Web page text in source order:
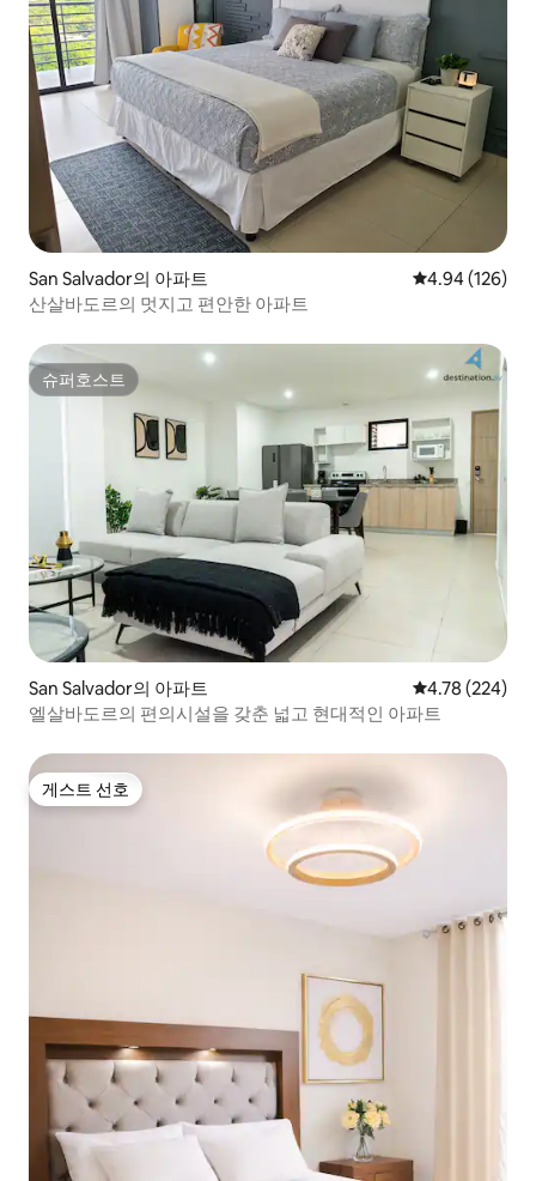
San Salvador의 아파트 평점 4.94점(5
4.94 (126)
산살바도르의 멋지고 편안한 아파트
슈퍼호스트
슈퍼호스트
San Salvador의 아파트 평점 4.78점(5
4.78 (224)
엘살바도르의 편의시설을 갖춘 넓고 현대적인 아파트
게스트 선호
게스트 선호